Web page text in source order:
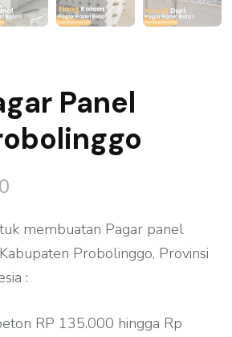
Panel
membuatan Pagar panel
Probolinggo, Provinsi
:
RP 135.000 hingga Rp